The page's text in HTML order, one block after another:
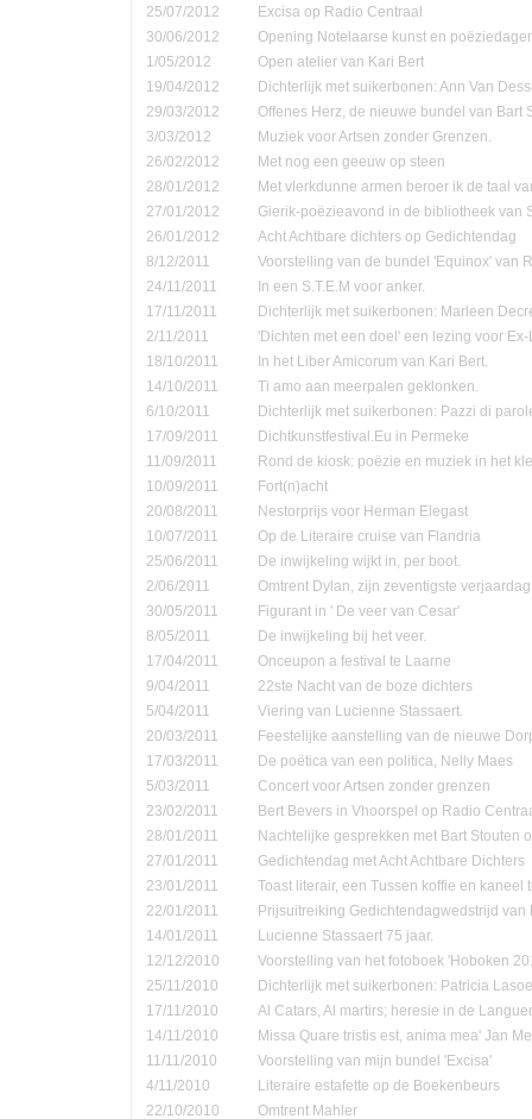
25/07/2012
Excisa op Radio Centraal
30/06/2012
Opening Notelaarse kunst en
1/05/2012
Open atelier van Kari Bert
19/04/2012
Dichterlijk met suikerbonen: Ann Van
29/03/2012
Offenes Herz, de nieuwe bundel van Bart
3/03/2012
Muziek voor Artsen zonder Grenzen.
26/02/2012
Met nog een geeuw op steen
28/01/2012
Met vlerkdunne armen beroer ik de taal
27/01/2012
Gierik-poëzieavond in de bibliotheek van
26/01/2012
Acht Achtbare dichters op Gedichtendag
8/12/2011
Voorstelling van de bundel 'Equinox' van
24/11/2011
In een S.T.E.M voor anker.
17/11/2011
Dichterlijk met suikerbonen: Marleen
2/11/2011
'Dichten met een doel' een lezing voor
18/10/2011
In het Liber Amicorum van Kari Bert.
14/10/2011
Ti amo aan meerpalen geklonken.
6/10/2011
Dichterlijk met suikerbonen: Pazzi di
17/09/2011
Dichtkunstfestival.Eu in Permeke
11/09/2011
Rond de kiosk: poëzie en muziek in het
10/09/2011
Fort(n)acht
20/08/2011
Nestorprijs voor Herman Elegast
10/07/2011
Op de Literaire cruise van Flandria
25/06/2011
De inwijkeling wijkt in, per boot.
2/06/2011
Omtrent Dylan, zijn zeventigste verjaardag
30/05/2011
Figurant in ' De veer van Cesar'
8/05/2011
De inwijkeling bij het veer.
17/04/2011
Onceupon a festival te Laarne
9/04/2011
22ste Nacht van de boze dichters
5/04/2011
Viering van Lucienne Stassaert.
20/03/2011
Feestelijke aanstelling van de nieuwe
17/03/2011
De poëtica van een politica, Nelly Maes
5/03/2011
Concert voor Artsen zonder grenzen
23/02/2011
Bert Bevers in Vhoorspel op Radio
28/01/2011
Nachtelijke gesprekken met Bart Stouten
27/01/2011
Gedichtendag met Acht Achtbare Dichters
23/01/2011
Toast literair, een Tussen koffie en kaneel
22/01/2011
Prijsuitreiking Gedichtendagwedstrijd van
14/01/2011
Lucienne Stassaert 75 jaar.
12/12/2010
Voorstelling van het fotoboek 'Hoboken
25/11/2010
Dichterlijk met suikerbonen: Patricia
17/11/2010
Al Catars, Al martirs; heresie in de
14/11/2010
Missa Quare tristis est, anima mea' Jan
11/11/2010
Voorstelling van mijn bundel 'Excisa'
4/11/2010
Literaire estafette op de Boekenbeurs
22/10/2010
Omtrent Mahler